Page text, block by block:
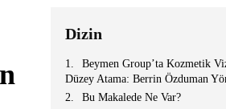
Dizin
Beymen Group’ta Kozmetik
Düzey Atama: Berrin Özduman
Bu Makalede Ne Var?